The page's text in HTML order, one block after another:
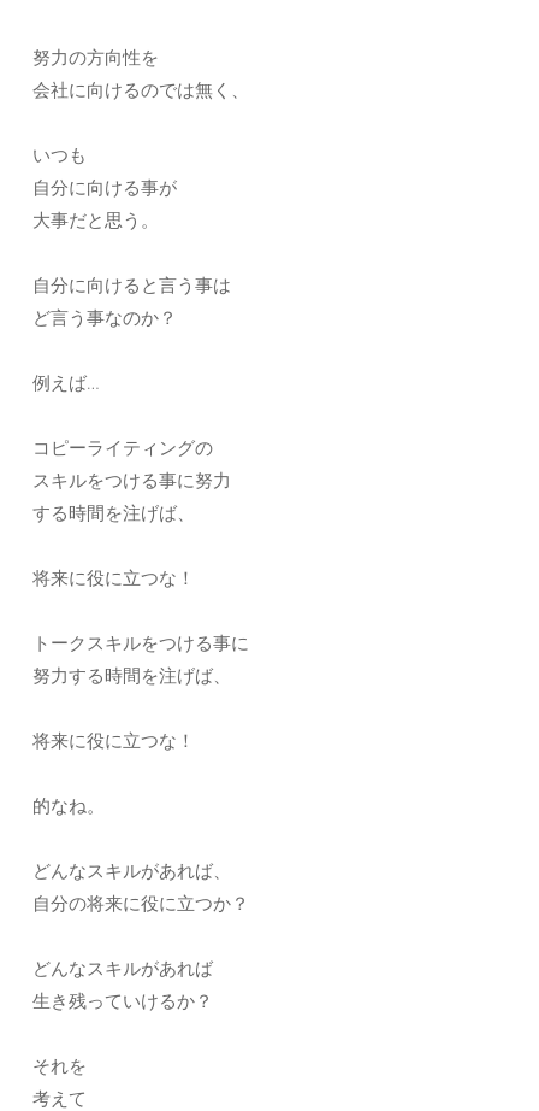
努力の方向性を
会社に向けるのでは無く、
いつも
自分に向ける事が
大事だと思う。
自分に向けると言う事は
ど言う事なのか？
例えば…
コピーライティングの
スキルをつける事に努力
する時間を注げば、
将来に役に立つな！
トークスキルをつける事に
努力する時間を注げば、
将来に役に立つな！
的なね。
どんなスキルがあれば、
自分の将来に役に立つか？
どんなスキルがあれば
生き残っていけるか？
それを
考えて